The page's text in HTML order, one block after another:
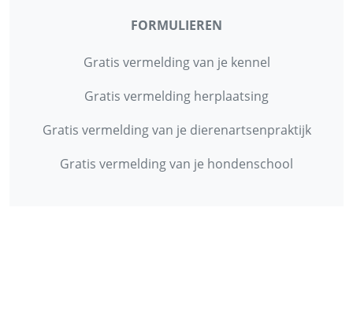
FORMULIEREN
Gratis vermelding van je kennel
Gratis vermelding herplaatsing
Gratis vermelding van je dierenartsenpraktijk
Gratis vermelding van je hondenschool